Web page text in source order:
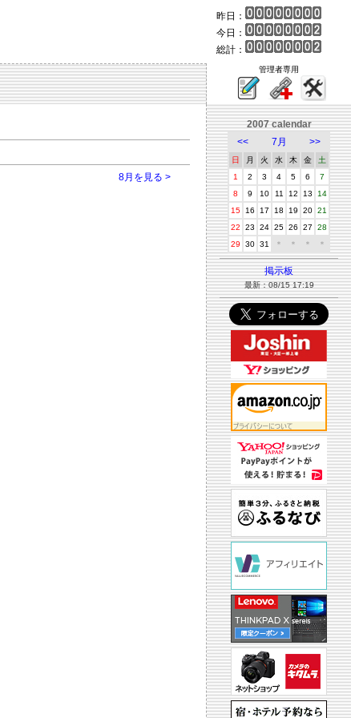
昨日：
今日：
総計：
管理者専用
8月を見る >
2007 calendar
<<
7月 >>
日 月 火 水 木 金
土
1
2 3 4 5 6
7
8
9 10 11 12 13
14
15
16 17 18 19 20 21
22
23 24 25 26 27
28
29
30 31 ＊ ＊ ＊ ＊
掲示板
最新：08/15 17:19